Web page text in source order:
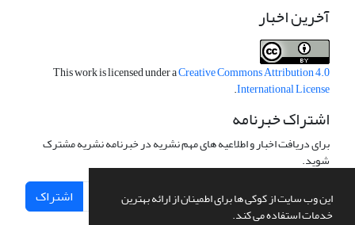
این وب سایت از کوکی ها برای اطمینان از ارائه بهترین
خدمات استفاده می کند.
آخرین اخبار
This work is licensed under aCreative Commons Attribution 4.0
International License
.
اشتراک خبرنامه
برای دریافت اخبار و اطلاعیه های مهم نشریه در خبرنامه نشریه مشترک
شوید.
اشتراک